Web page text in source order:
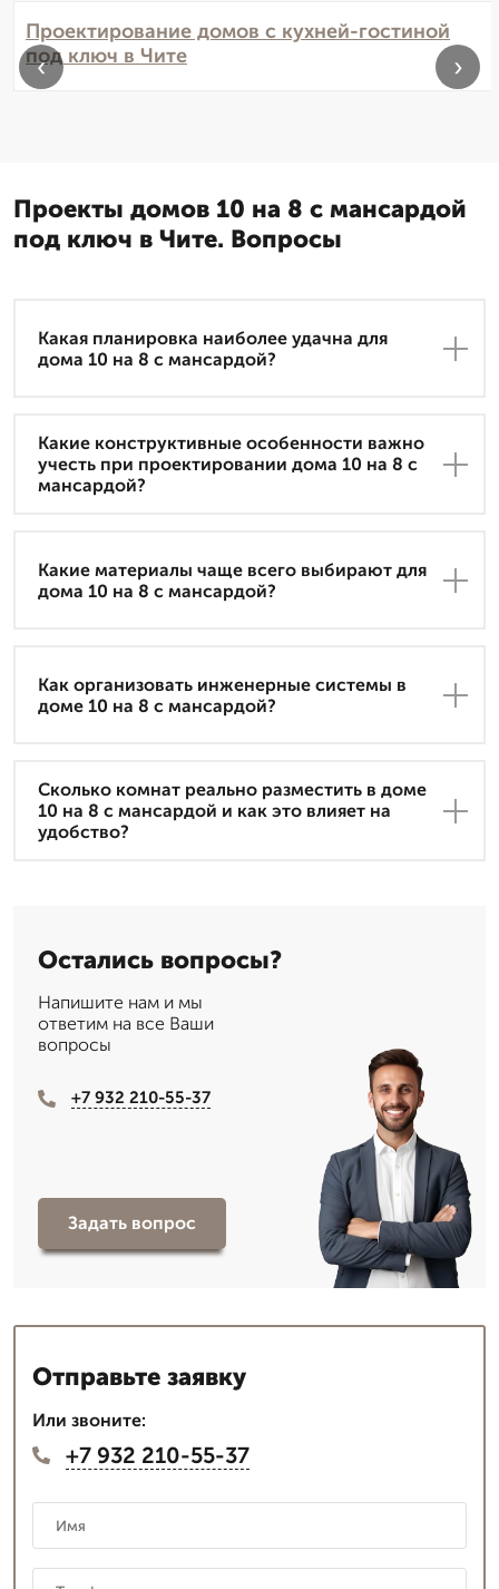
Проектирование домов с кухней-гостиной
под ключ в Чите
‹ ›
Проекты домов 10 на 8 с мансардой
под ключ в Чите. Вопросы
Какая планировка наиболее удачна для
дома 10 на 8 с мансардой?
Какие конструктивные особенности важно
учесть при проектировании дома 10 на 8 с
мансардой?
Какие материалы чаще всего выбирают для
дома 10 на 8 с мансардой?
Как организовать инженерные системы в
доме 10 на 8 с мансардой?
Сколько комнат реально разместить в доме
10 на 8 с мансардой и как это влияет на
удобство?
Остались вопросы?
Напишите нам и мы
ответим на все Ваши
вопросы
+7 932 210-55-37
Задать вопрос
Отправьте заявку
Или звоните:
+7 932 210-55-37